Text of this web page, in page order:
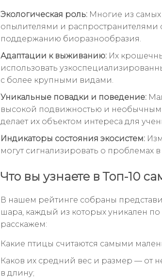
Экологическая роль: Многие из
опылителями и распространителями
поддержанию биоразнообразия.
Адаптации к выживанию: Их
использовать
с более крупными видами.
Уникальные повадки и поведение:
высокой подвижностью и
делает их объектом интереса для
Индикаторы состояния экосистем:
могут сигнализировать о проблемах
Что вы узнаете в Топ-10
В нашем рейтинге собраны
шара, каждый из которых уникален
расскажем:
Какие птицы считаются самыми
Каков их средний вес и размер — от
в длину;